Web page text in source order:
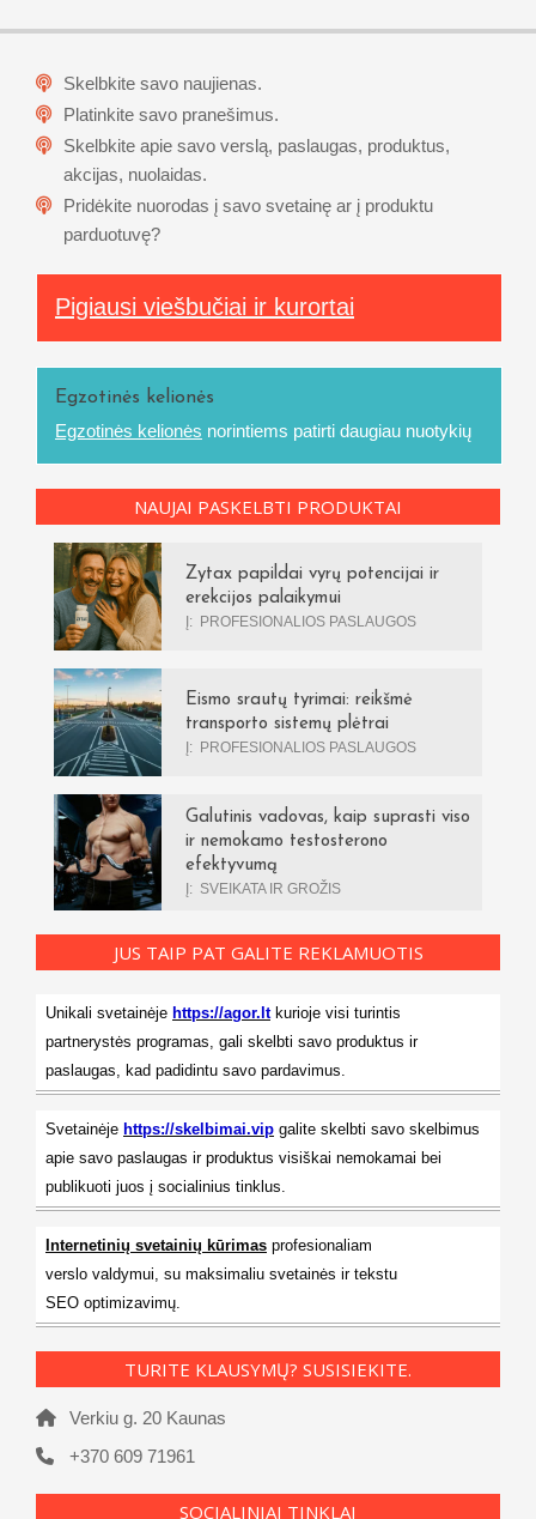
Skelbkite savo naujienas.
Platinkite savo pranešimus.
Skelbkite apie savo verslą, paslaugas, produktus,
akcijas, nuolaidas.
Pridėkite nuorodas į savo svetainę ar į produktu
parduotuvę?
Pigiausi viešbučiai ir kurortai
Egzotinės kelionės
Egzotinės kelionės norintiems patirti daugiau nuotykių
NAUJAI PASKELBTI PRODUKTAI
Zytax papildai vyrų potencijai ir
erekcijos palaikymui
Į: PROFESIONALIOS PASLAUGOS
Eismo srautų tyrimai: reikšmė
transporto sistemų plėtrai
Į: PROFESIONALIOS PASLAUGOS
Galutinis vadovas, kaip suprasti viso
ir nemokamo testosterono
efektyvumą
Į: SVEIKATA IR GROŽIS
JUS TAIP PAT GALITE REKLAMUOTIS
Unikali svetainėje https://agor.ltkurioje visi turintis
partnerystės programas, gali skelbti savo produktus ir
paslaugas, kad padidintu savo pardavimus.
Svetainėje https://skelbimai.vip galite skelbti savo skelbimus
apie savo paslaugas ir produktus visiškai nemokamai bei
publikuoti juos į socialinius tinklus.
Internetinių svetainių kūrimas profesionaliam
verslo valdymui, su maksimaliu svetainės ir tekstu
SEO optimizavimų.
TURITE KLAUSYMŲ? SUSISIEKITE.
Verkiu g. 20 Kaunas
+370 609 71961
SOCIALINIAI TINKLAI